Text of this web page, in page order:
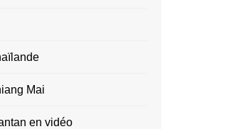
Mai
en vidéo